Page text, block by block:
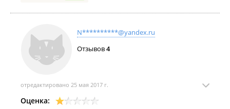
N**********@yandex.ru
Отзывов4
отредактировано 25 мая 2017 г.
Оценка: